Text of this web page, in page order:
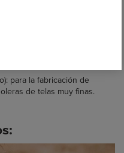
para la fabricación de
de telas muy finas.